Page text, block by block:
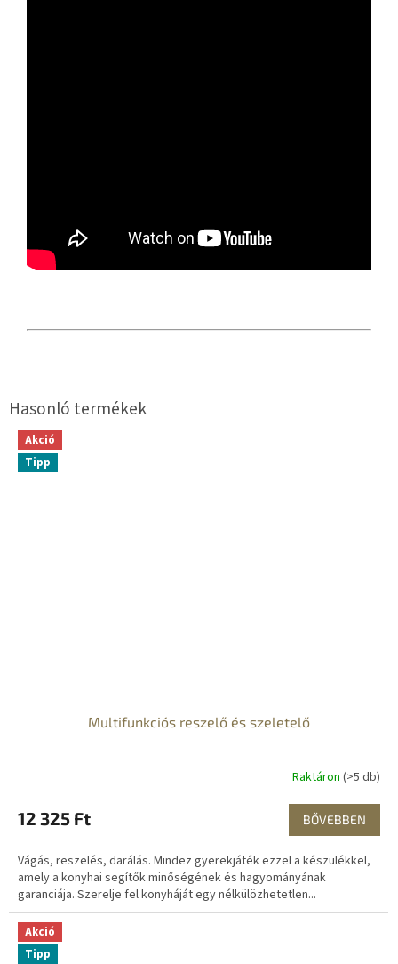
Akció
Tipp
Multifunkciós reszelő és szeletelő
Raktáron (>5 db)
12 325 Ft BŐVEBBEN
Vágás, reszelés, darálás. Mindez gyerekjáték ezzel a készülékkel,
amely a konyhai segítők minőségének és hagyományának
garanciája. Szerelje fel konyháját egy nélkülözhetetlen...
Akció
Tipp